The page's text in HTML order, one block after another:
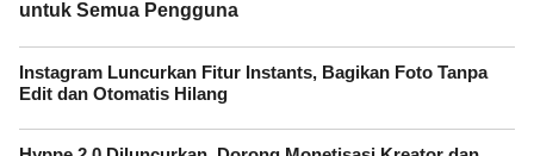
untuk Semua Pengguna
Instagram Luncurkan Fitur Instants, Bagikan Foto Tanpa
Edit dan Otomatis Hilang